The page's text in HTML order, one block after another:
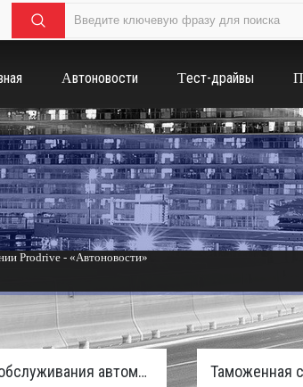
Автоновости Тест-драйвы
Prodrive - «Автоновости»
с бензиновым мотором - «Тюнинг и автоспорт»
Стоимость обслуживания автомобилей в России вырастет из-за дефицита кадров